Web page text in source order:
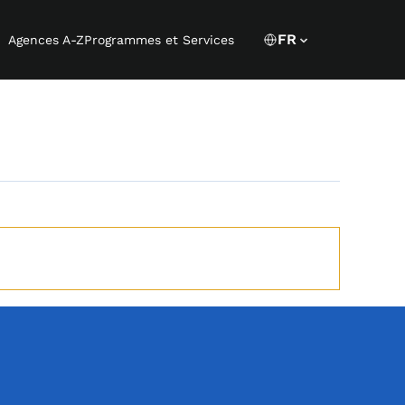
Agences A-ZProgrammes et ServicesLanguage
CURRENT
FR